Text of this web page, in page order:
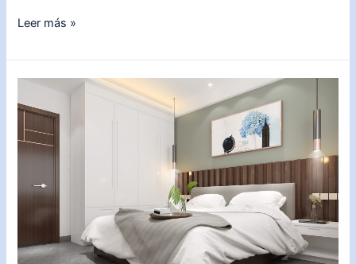
Descubre
decorar
un
para
crear
un
natural
hogar
Leer más »